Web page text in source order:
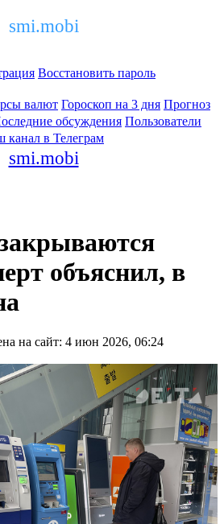
smi.mobi
Восстановить пароль
валют Гороскоп на 3 дня Прогноз
обсуждения Пользователи
канал в Телеграм
smi.mobi
объяснил, в
на сайт: 4 июн 2026, 06:24